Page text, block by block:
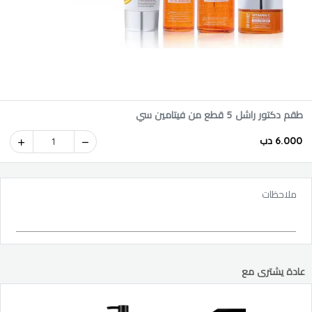
طقم دكتور راشل 5 قطع من فيتامين سي
6.000 دب 1
ملاحظات
عادة يشترى مع